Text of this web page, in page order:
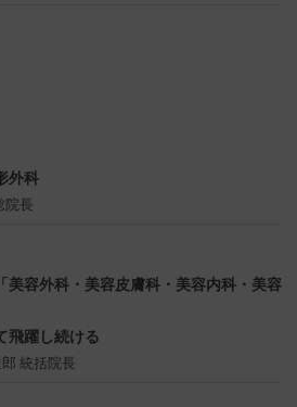
外科
院長
美容外科・美容皮膚科・美容内科・美容
飛躍し続ける
統括院長